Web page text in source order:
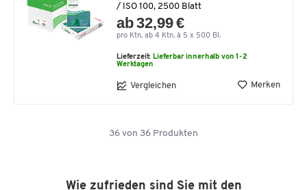
/ ISO 100, 2500 Blatt
ab 32,99 €
pro Ktn. ab 4 Ktn. à 5 x 500 Bl.
Lieferzeit:Lieferbar innerhalb von 1-2
Werktagen
Vergleichen Merken
36 von 36 Produkten
Wie zufrieden sind Sie mit den